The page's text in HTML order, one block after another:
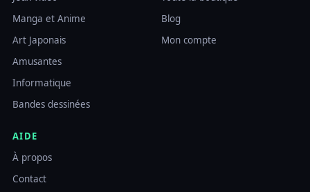
Manga et Anime
Art Japonais
Amusantes
Informatique
Bandes dessinées
Blog
Mon compte
AIDE
À propos
Contact